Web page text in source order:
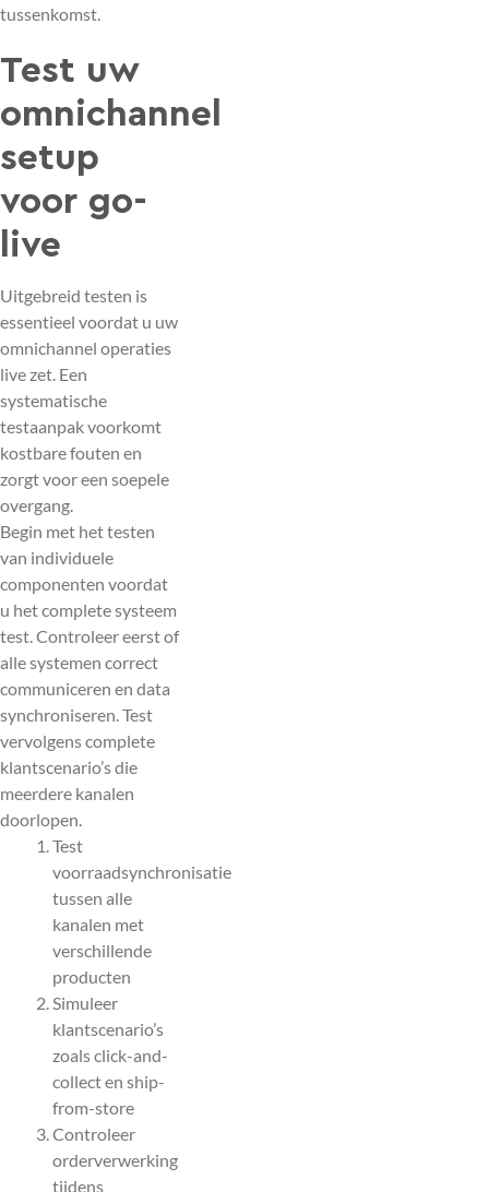
tussenkomst.
Test uw
omnichannel
setup
voor go-
live
Uitgebreid testen is
essentieel voordat u uw
omnichannel operaties
live zet. Een
systematische
testaanpak voorkomt
kostbare fouten en
zorgt voor een soepele
overgang.
Begin met het testen
van individuele
componenten voordat
u het complete systeem
test. Controleer eerst of
alle systemen correct
communiceren en data
synchroniseren. Test
vervolgens complete
klantscenario’s die
meerdere kanalen
doorlopen.
Test
voorraadsynchronisatie
tussen alle
kanalen met
verschillende
producten
Simuleer
klantscenario’s
zoals click-and-
collect en ship-
from-store
Controleer
orderverwerking
tijdens